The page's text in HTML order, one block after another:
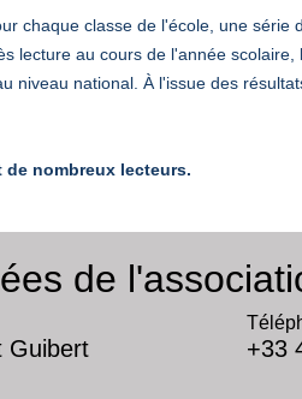
chaque classe de l'école, une série
lecture au cours de l'année
niveau national. À l'issue des
de nombreux lecteurs.
de
Guibert
+33